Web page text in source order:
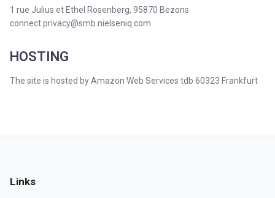
1 rue Julius et Ethel Rosenberg, 95870 Bezons
connect.privacy@smb.nielseniq.com
HOSTING
The site is hosted by Amazon Web Services tdb 60323 Frankfurt
Links